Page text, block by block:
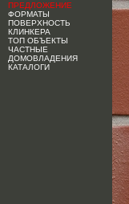
ПРЕДЛОЖЕНИЕ
ФОРМАТЫ
ПОВЕРХНОСТЬ
КЛИНКЕРА
ТОП ОБЪЕКТЫ
ЧАСТНЫЕ
ДОМОВЛАДЕНИЯ
КАТАЛОГИ